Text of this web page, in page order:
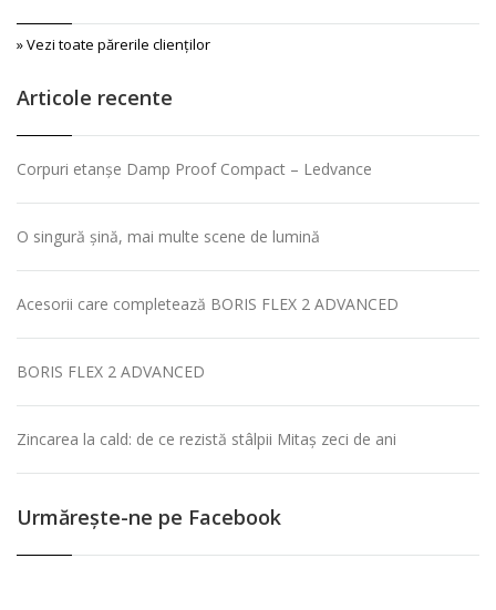
» Vezi toate părerile clienţilor
Articole recente
Corpuri etanșe Damp Proof Compact – Ledvance
O singură șină, mai multe scene de lumină
Acesorii care completează BORIS FLEX 2 ADVANCED
BORIS FLEX 2 ADVANCED
Zincarea la cald: de ce rezistă stâlpii Mitaș zeci de ani
Urmăreşte-ne pe Facebook